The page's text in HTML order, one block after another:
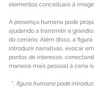
elementos conceituais à
A presença humana pode
ajudando a transmitir a
do cenário. Além disso, a
introduzir narrativas, evocar
pontos de interesse,
maneira mais pessoal à cena
".. figura humana pode